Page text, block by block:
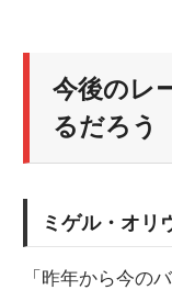
今後のレ
るだろう
ミゲル・オリ
「昨年から今の